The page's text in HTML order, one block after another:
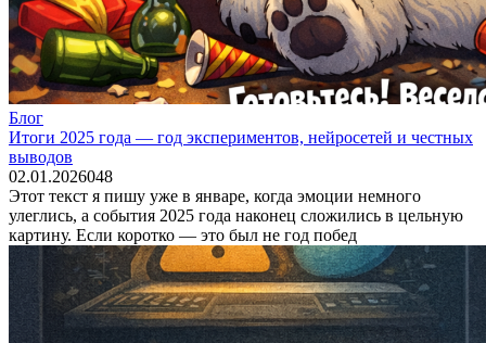
Блог
Итоги 2025 года — год экспериментов, нейросетей и честных
выводов
02.01.2026048
Этот текст я пишу уже в январе, когда эмоции немного
улеглись, а события 2025 года наконец сложились в цельную
картину. Если коротко — это был не год побед